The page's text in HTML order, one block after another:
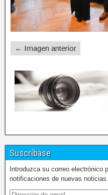
← Imagen anterior
Suscríbase
Introduzca su correo electrónico
notificaciones de nuevas noticias.